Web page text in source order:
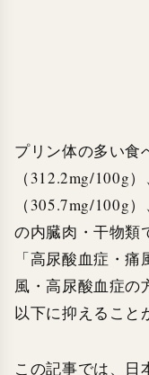
プリン体の多い食
（312.2mg/100g
（305.7mg/100g
の内臓肉・干物類
「高尿酸血症・
風・高尿酸血症の
以下に抑えること
この記事では、日